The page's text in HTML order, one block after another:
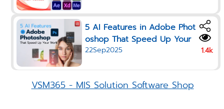
5 AI Features in Adobe Phot
oshop That Speed Up Your
Work in 2025
22Sep2025 1.4k
VSM365 - MIS Solution Software Shop